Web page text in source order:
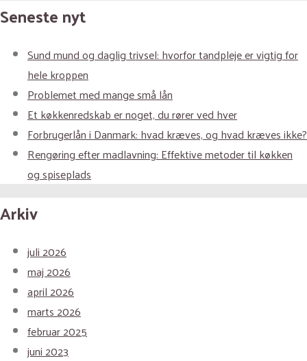
Seneste nyt
Sund mund og daglig trivsel: hvorfor tandpleje er vigtig for
hele kroppen
Problemet med mange små lån
Et køkkenredskab er noget, du rører ved hver
Forbrugerlån i Danmark: hvad kræves, og hvad kræves ikke?
Rengøring efter madlavning: Effektive metoder til køkken
og spiseplads
Arkiv
juli 2026
maj 2026
april 2026
marts 2026
februar 2025
juni 2023